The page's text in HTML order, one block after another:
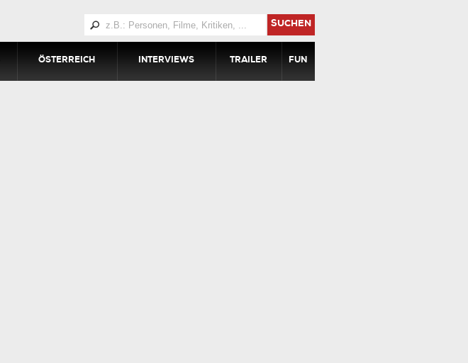
SUCHEN
ÖSTERREICH INTERVIEWS TRAILER FUN